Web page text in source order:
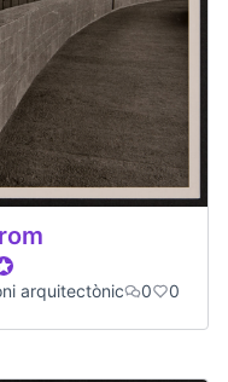
participant
arquitectònic 0 0